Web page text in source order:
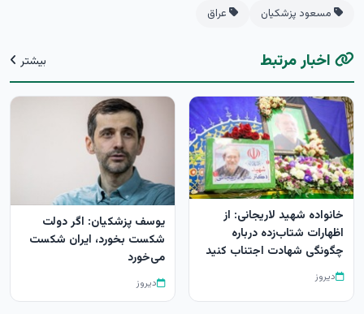
مسعود پزشکیان
عراق
اخبار مرتبط بیشتر
خانواده شهید لاریجانی: از
اظهارات شتاب‌زده درباره
چگونگی شهادت اجتناب کنید
دیروز
یوسف پزشکیان: اگر دولت
شکست بخورد، ایران شکست
می‌خورد
دیروز